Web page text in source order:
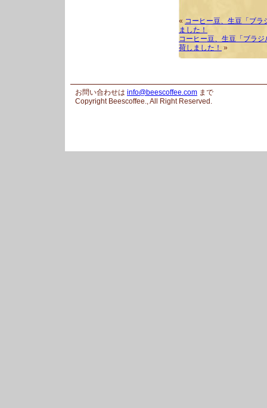
« コーヒー豆、生豆「ブ
ました！
コーヒー豆、生豆「ブラ
荷しました！ »
お問い合わせは info@beescoffee.com まで
Copyright Beescoffee., All Right Reserved.